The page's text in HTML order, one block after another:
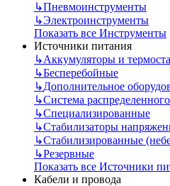
↳Пневмоинструменты
↳Электроинструменты
Показать все Инструменты
Источники питания
↳Аккумуляторы и
↳Бесперебойные
↳Дополнительное
↳Система
↳Специализированные
↳Стабилизаторы
↳Стабилизированные
↳Резервные
Показать все Источники
Кабели и провода